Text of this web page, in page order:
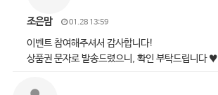
조은맘 01.28 13:59
이벤트 참여해주셔서 감사합니다!
상품권 문자로 발송드렸으니, 확인 부탁드립니다 ♥